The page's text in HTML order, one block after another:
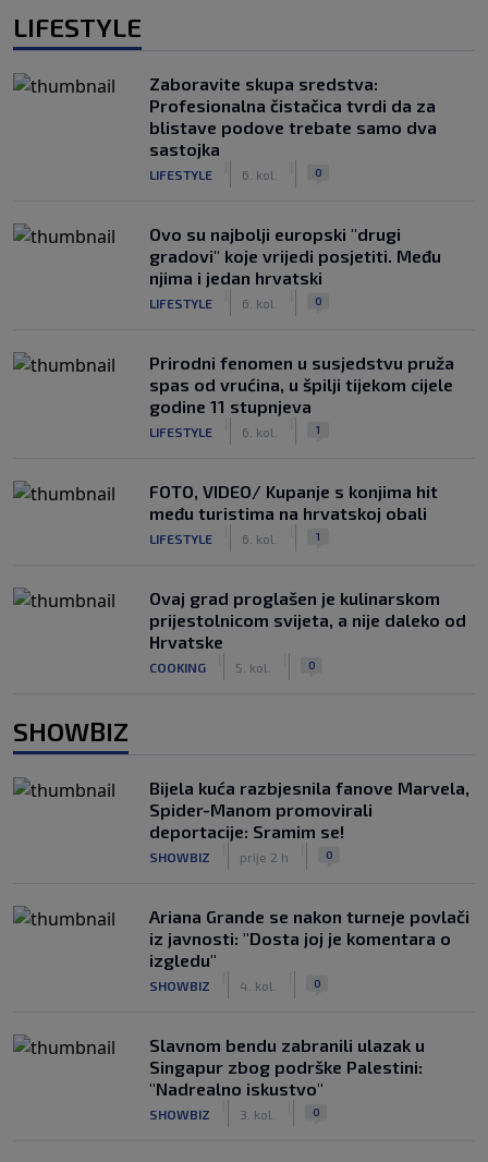
LIFESTYLE
Zaboravite skupa sredstva:
Profesionalna čistačica tvrdi da za
blistave podove trebate samo dva
sastojka
LIFESTYLE 6. kol. 0
Ovo su najbolji europski "drugi
gradovi" koje vrijedi posjetiti. Među
njima i jedan hrvatski
LIFESTYLE 6. kol. 0
Prirodni fenomen u susjedstvu pruža
spas od vrućina, u špilji tijekom cijele
godine 11 stupnjeva
LIFESTYLE 6. kol. 1
FOTO, VIDEO/ Kupanje s konjima hit
među turistima na hrvatskoj obali
LIFESTYLE 6. kol. 1
Ovaj grad proglašen je kulinarskom
prijestolnicom svijeta, a nije daleko od
Hrvatske
COOKING 5. kol. 0
SHOWBIZ
Bijela kuća razbjesnila fanove Marvela,
Spider-Manom promovirali
deportacije: Sramim se!
SHOWBIZ prije 2 h 0
Ariana Grande se nakon turneje povlači
iz javnosti: "Dosta joj je komentara o
izgledu"
SHOWBIZ 4. kol. 0
Slavnom bendu zabranili ulazak u
Singapur zbog podrške Palestini:
"Nadrealno iskustvo"
SHOWBIZ 3. kol. 0